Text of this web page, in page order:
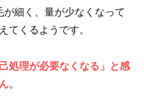
が細く、量が少なくなって
てくるようです。
処理が必要なくなる」と感
。